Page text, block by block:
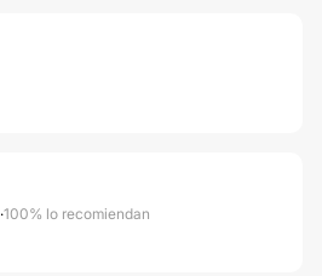
·100% lo recomiendan